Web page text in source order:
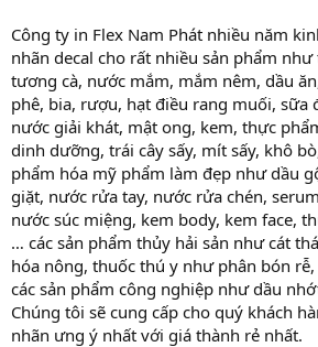
Công ty in Flex Nam Phát nhiều năm
nhãn decal cho rất nhiều sản phẩm
tương cà, nước mắm, mắm nêm, dầu
phê, bia, rượu, hạt điều rang muối, sữa
nước giải khát, mật ong, kem, thực
dinh dưỡng, trái cây sấy, mít sấy, khô
phẩm hóa mỹ phẩm làm đẹp như dầu
giặt, nước rửa tay, nước rửa chén,
nước súc miệng, kem body, kem face,
… các sản phẩm thủy hải sản như cát
hóa nông, thuốc thú y như phân bón
các sản phẩm công nghiệp như dầu
Chúng tôi sẽ cung cấp cho quý khách
nhãn ưng ý nhất với giá thành rẻ nhất.